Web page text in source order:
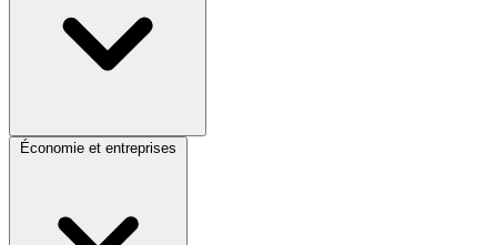
Économie et entreprises